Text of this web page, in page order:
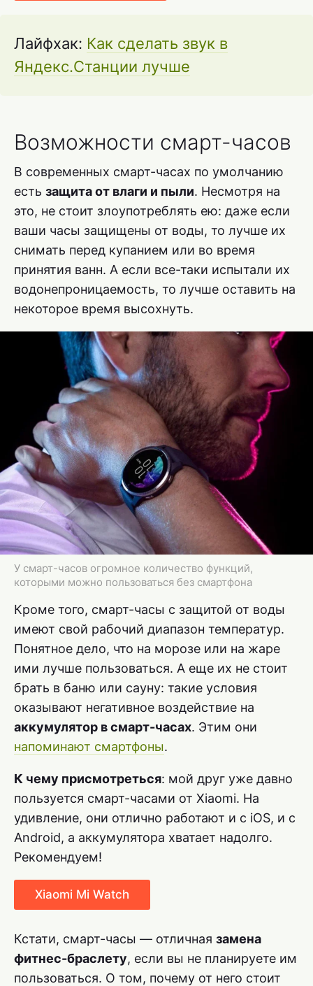
Лайфхак: Как сделать звук в
Яндекс.Станции лучше
Возможности смарт-часов
В современных смарт-часах по умолчанию
есть защита от влаги и пыли. Несмотря на
это, не стоит злоупотреблять ею: даже если
ваши часы защищены от воды, то лучше их
снимать перед купанием или во время
принятия ванн. А если все-таки испытали их
водонепроницаемость, то лучше оставить на
некоторое время высохнуть.
У смарт-часов огромное количество функций,
которыми можно пользоваться без смартфона
Кроме того, смарт-часы с защитой от воды
имеют свой рабочий диапазон температур.
Понятное дело, что на морозе или на жаре
ими лучше пользоваться. А еще их не стоит
брать в баню или сауну: такие условия
оказывают негативное воздействие на
аккумулятор в смарт-часах. Этим они
напоминают смартфоны.
К чему присмотреться: мой друг уже давно
пользуется смарт-часами от Xiaomi. На
удивление, они отлично работают и с iOS, и с
Android, а аккумулятора хватает надолго.
Рекомендуем!
Xiaomi Mi Watch
Кстати, смарт-часы — отличная замена
фитнес-браслету, если вы не планируете им
пользоваться. О том, почему от него стоит